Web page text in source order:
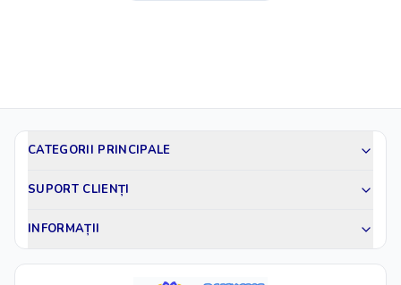
CATEGORII PRINCIPALE
SUPORT CLIENȚI
INFORMAȚII